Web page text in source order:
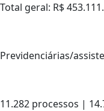
Total geral: R$
Previdenciárias/
11.282 processos |